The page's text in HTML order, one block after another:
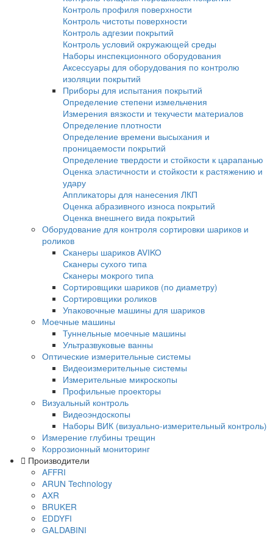
Принадлежности для капиллярной
Расходные материалы
Оборудование для магнитопорошкового
Магнитопорошковые дефектоскопы
Переносные магнитопорошковые
Стационарные магнитопорошковые
Электромагниты для магнитопорошковой
дефектоскопии
Размагничивающие установки
Системы УФ-освещения
Расходные материалы для
контроля
Принадлежности для МПД
Приборы для вихретокового контроля
Вихретоковые дефектоскопы
Вихретоковые дефектоскопы Craftest
Вихретоковое оборудование IBG
Зонды и катушки для вихретокового
Дефектоскопы на вихретоковых матрицах
Многофункциональные вихретоковые
дефектоскопы
Контроль коррозии трубопроводов под
Контроль изоляции и покрытий
Комплектующие Elcometer
Приборы для контроля толщины сухих
Толщиномеры покрытий Karl Deutsch
Толщиномеры покрытий Elcometer
Толщиномеры покрытий Константа
Толщиномеры покрытий AKASCAN
Приборы для контроля качества покрытий
Контроль сплошности покрытий
Контроль толщины мокрого слоя
Контроль толщины порошковых покрытий
Контроль профиля поверхности
Контроль адгезии покрытий
Наборы инспекционного оборудования